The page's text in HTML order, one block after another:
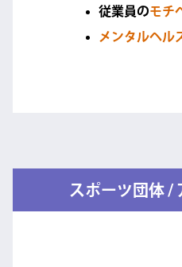
従業員のモチ
メンタルヘル
スポーツ団体 /